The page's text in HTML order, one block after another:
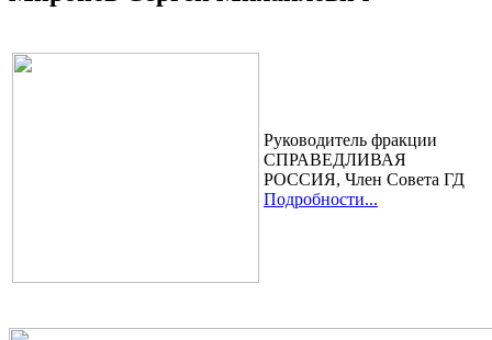
Руководитель фракции
СПРАВЕДЛИВАЯ
РОССИЯ, Член Cовета ГД
Подробности...